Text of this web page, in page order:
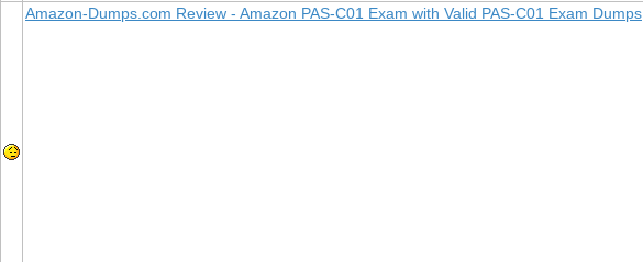
Amazon-Dumps.com Review - Amazon PAS-C01 Exam with Valid PAS-C01 Exam Dumps